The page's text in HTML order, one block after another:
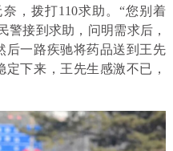
，拨打110求助。“您别着
警接到求助，问明需求后，
后一路疾驰将药品送到王先
下来，王先生感激不已，